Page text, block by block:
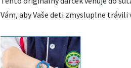
Vám, aby Vaše deti zmysluplne trávili